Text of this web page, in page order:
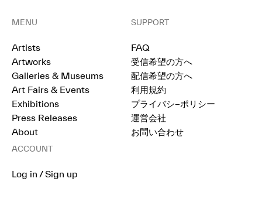
MENU
Artists
Artworks
Galleries & Museums
Art Fairs & Events
Exhibitions
Press Releases
About
SUPPORT
FAQ
受信希望の方へ
配信希望の方へ
利用規約
プライバシ−ポリシー
運営会社
お問い合わせ
ACCOUNT
Log in / Sign up